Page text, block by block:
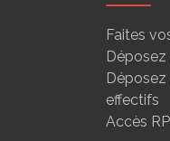
Faites
effectifs
Accès